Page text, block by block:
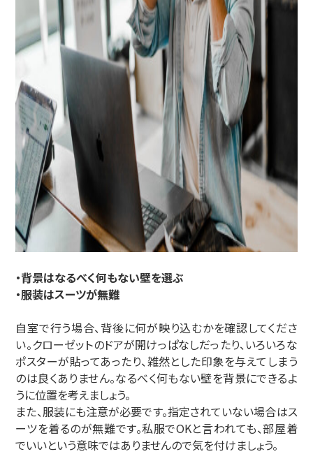
・背景はなるべく何もない壁を選ぶ
・服装はスーツが無難
自室で行う場合、背後に何が映り込むかを確認してくださ
い。クローゼットのドアが開けっぱなしだったり、いろいろな
ポスターが貼ってあったり、雑然とした印象を与えてしまう
のは良くありません。なるべく何もない壁を背景にできるよ
うに位置を考えましょう。
また、服装にも注意が必要です。指定されていない場合はス
ーツを着るのが無難です。私服でOKと言われても、部屋着
でいいという意味ではありませんので気を付けましょう。